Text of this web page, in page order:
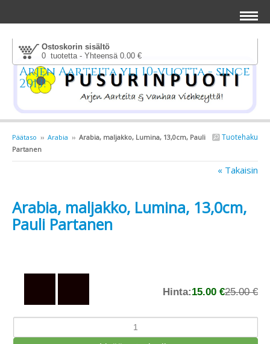
Ostoskorin sisältö
0 tuotetta - Yhteensä 0.00 €
Arjen Aarteita yli 10-vuotta - since
2013!
Tuotehaku
Päätaso ›› Arabia ›› Arabia, maljakko, Lumina, 13,0cm, Pauli
Partanen
« Takaisin
Arabia, maljakko, Lumina, 13,0cm,
Pauli Partanen
Hinta:15.00 €25.00 €